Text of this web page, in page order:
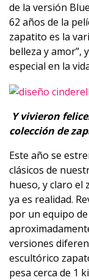
de la versión
62 años de la
zapatito es la
belleza y amor”,
especial en la
Y vivieron
colección de
Este año se
clásicos de
hueso, y claro el
ya es realidad.
por un equipo
versiones
escultórico
pesa cerca de 1